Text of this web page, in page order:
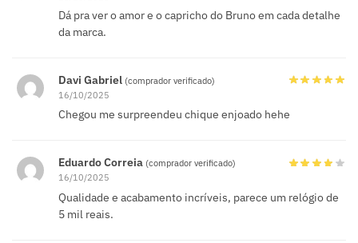
Dá pra ver o amor e o capricho do Bruno em cada detalhe
da marca.
Davi Gabriel (comprador verificado)
16/10/2025
Chegou me surpreendeu chique enjoado hehe
Eduardo Correia (comprador verificado)
16/10/2025
Qualidade e acabamento incríveis, parece um relógio de
5 mil reais.